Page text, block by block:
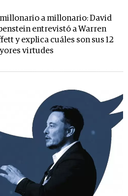
a millonario: David
entrevistó a Warren
y explica cuáles son sus 12
virtudes